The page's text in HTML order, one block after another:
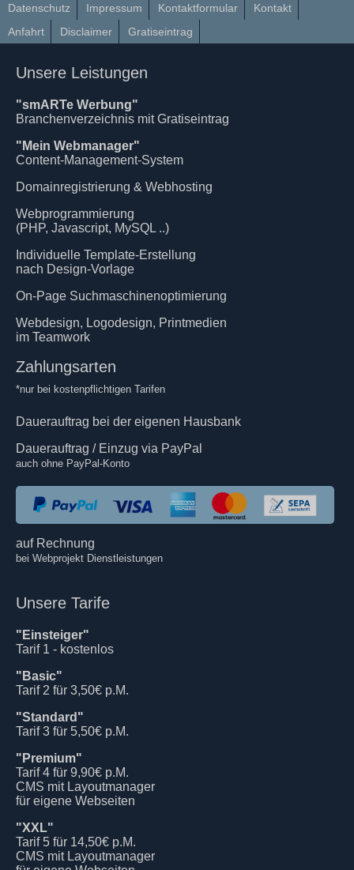
Datenschutz Impressum Kontaktformular
Kontakt
Anfahrt
Disclaimer Gratiseintrag
Unsere Leistungen
"smARTe Werbung"
Branchenverzeichnis mit Gratiseintrag
"Mein Webmanager"
Content-Management-System
Domainregistrierung & Webhosting
Webprogrammierung
(PHP, Javascript, MySQL ..)
Individuelle Template-Erstellung
nach Design-Vorlage
On-Page Suchmaschinenoptimierung
Webdesign, Logodesign, Printmedien
im Teamwork
Zahlungsarten
*nur bei kostenpflichtigen Tarifen
Dauerauftrag bei der eigenen Hausbank
Dauerauftrag / Einzug via PayPal
auch ohne PayPal-Konto
auf Rechnung
bei Webprojekt Dienstleistungen
Unsere Tarife
"Einsteiger"
Tarif 1 - kostenlos
"Basic"
Tarif 2 für 3,50€ p.M.
"Standard"
Tarif 3 für 5,50€ p.M.
"Premium"
Tarif 4 für 9,90€ p.M.
CMS mit Layoutmanager
für eigene Webseiten
"XXL"
Tarif 5 für 14,50€ p.M.
CMS mit Layoutmanager